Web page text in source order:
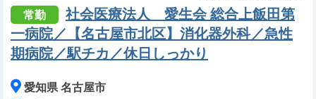
常勤
社会医療法人 愛生会 総合上飯田第
一病院／【名古屋市北区】消化器外科／急性
期病院／駅チカ／休日しっかり
愛知県 名古屋市